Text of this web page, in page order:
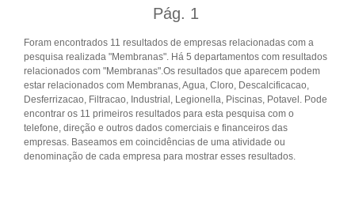
Pág. 1
Foram encontrados 11 resultados de empresas relacionadas com a
pesquisa realizada "Membranas". Há 5 departamentos com resultados
relacionados com "Membranas".Os resultados que aparecem podem
estar relacionados com Membranas, Agua, Cloro, Descalcificacao,
Desferrizacao, Filtracao, Industrial, Legionella, Piscinas, Potavel. Pode
encontrar os 11 primeiros resultados para esta pesquisa com o
telefone, direção e outros dados comerciais e financeiros das
empresas. Baseamos em coincidências de uma atividade ou
denominação de cada empresa para mostrar esses resultados.